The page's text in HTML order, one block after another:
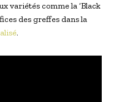
variétés comme la ‘Black
des greffes dans la
.